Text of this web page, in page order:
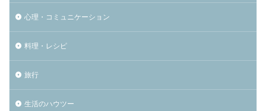
心理・コミュニケーション
料理・レシピ
旅行
生活のハウツー